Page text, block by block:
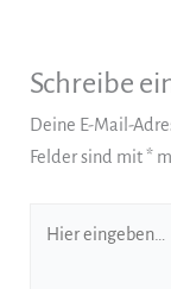
Schreibe
Deine E-Mail-
Felder sind mit*
eingeben…